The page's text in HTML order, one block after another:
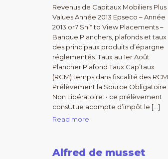
Revenus de Capitaux Mobiliers Plus
Values Année 2013 Epseco – Année
2013 or7 Sni* to View Placements –
Banque Planchers, plafonds et taux
des principaux produits d’épargne
réglementés. Taux au 1er Août
Plancher Plafond Taux Cap’taux
(RCM) temps dans fiscalité des RCM
Prélèvement la Source Obligatoire
Non Libératoire: • ce prélèvement
consUtue acompte d’impôt le […]
Read more
Alfred de musset